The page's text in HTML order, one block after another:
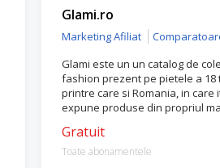
Glami.ro
Marketing Afiliat
Glami este un un catalog de
fashion prezent pe pietele a 18
printre care si Romania, in care
expune produse din propriul
Gratuit
Toate abonamentele